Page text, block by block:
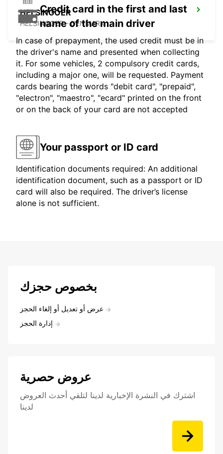
HELSINGOER
HELSINGOER - DENMARK
Credit card in the first and last
name of the main driver
In case of prepayment, the used credit must be in
the driver's name and presented when collecting
it. For some vehicles, 2 compulsory credit cards,
including a major one, will be requested. Payment
cards bearing the words "debit card", "prepaid",
"electron", "maestro", "ecard" printed on the front
or on the back of your card are not accepted
Your passport or ID card
Identification documents required: An additional
identification document, such as a passport or ID
card will also be required. The driver’s license
alone is not sufficient.
بخصوص حجزك
عرض أو تعديل أو إلغاء الحجز
إدارة الحجز
عروض حصرية
اشترك في النشرة الإخبارية لدينا لتلقي أحدث العروض
لدينا